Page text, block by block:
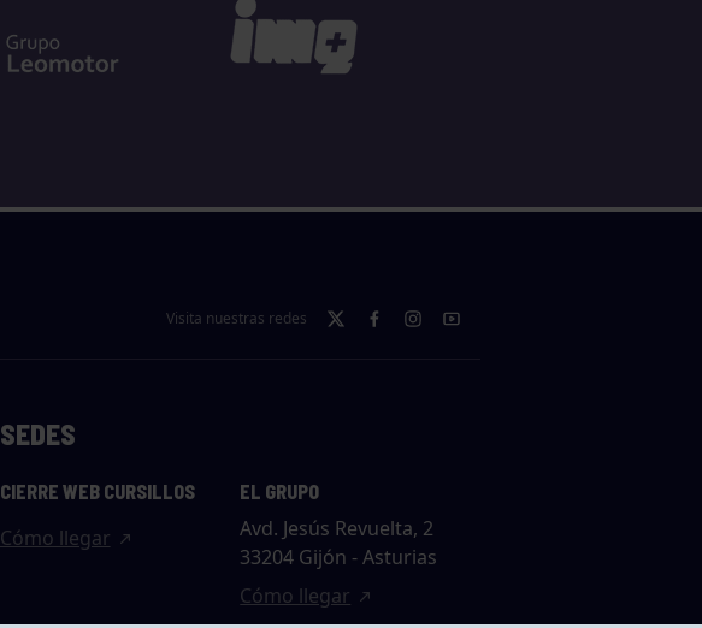
Visita nuestras redes
SEDES
CIERRE WEB CURSILLOS
Cómo llegar
EL GRUPO
Avd. Jesús Revuelta, 2
33204 Gijón - Asturias
Cómo llegar